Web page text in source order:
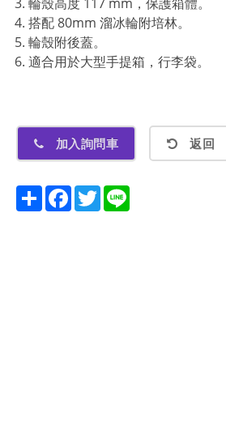
4. 搭配 80mm 溜冰輪附培林。
5. 輪殼附後蓋。
6. 適合用於大型手提箱，行李袋。
加入詢問車 返回
ShareFacebook
TwitterLine